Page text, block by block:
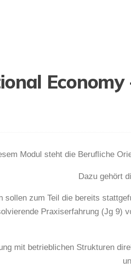
Modul steht die Beruﬂiche
Dazu gehört
sollen zum Teil die bereits
Praxiserfahrung (Jg 9)
mit betrieblichen Strukturen